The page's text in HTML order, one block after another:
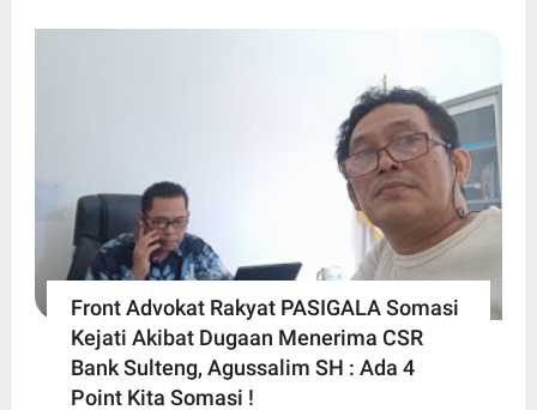
Front Advokat Rakyat PASIGALA Somasi
Kejati Akibat Dugaan Menerima CSR
Bank Sulteng, Agussalim SH : Ada 4
Point Kita Somasi !